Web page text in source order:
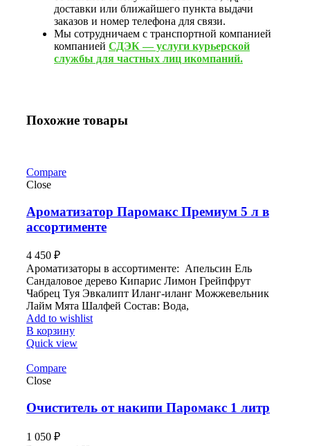
доставки или ближайшего пункта выдачи
заказов и номер телефона для связи.
Мы сотрудничаем с транспортной компанией
компанией СДЭК — услуги курьерской
службы для частных лиц икомпаний.
Похожие товары
Compare
Close
Ароматизатор Паромакс Премиум 5 л в
ассортименте
4 450 ₽
Ароматизаторы в ассортименте: Апельсин Ель
Сандаловое дерево Кипарис Лимон Грейпфрут
Чабрец Туя Эвкалипт Иланг-иланг Можжевельник
Лайм Мята Шалфей Состав: Вода,
Add to wishlist
В корзину
Quick view
Compare
Close
Очиститель от накипи Паромакс 1 литр
1 050 ₽